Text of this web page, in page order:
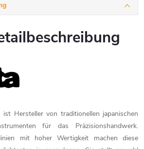
ist Hersteller von traditionellen japanischen
für das Präzisionshandwerk.
mit hoher Wertigkeit machen diese